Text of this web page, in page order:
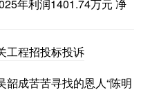
年利润1401.74万元 净
工程招投标投诉
成苦苦寻找的恩人“陈明